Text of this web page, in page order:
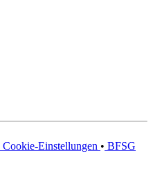
Cookie-Einstellungen • BFSG